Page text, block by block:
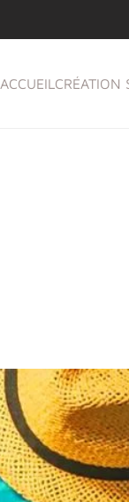
ACCUEIL CRÉATION